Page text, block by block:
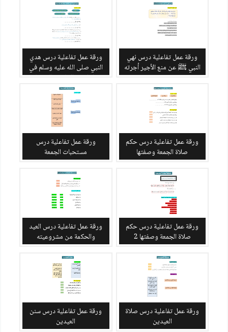
ورقة عمل تفاعلية درس نهي
النبي ﷺ عن منع الأجير أجرته
ورقة عمل تفاعلية درس هدي
النبي صلى الله عليه وسلم في
تعامله مع الوفود والضيوف
ورقة عمل تفاعلية درس حكم
صلاة الجمعة وصفتها
ورقة عمل تفاعلية درس
مستحبات الجمعة
ورقة عمل تفاعلية درس حكم
صلاة الجمعة وصفتها 2
ورقة عمل تفاعلية درس العيد
والحكمة من مشروعيته
ورقة عمل تفاعلية درس صلاة
العيدين
ورقة عمل تفاعلية درس سنن
العيدين